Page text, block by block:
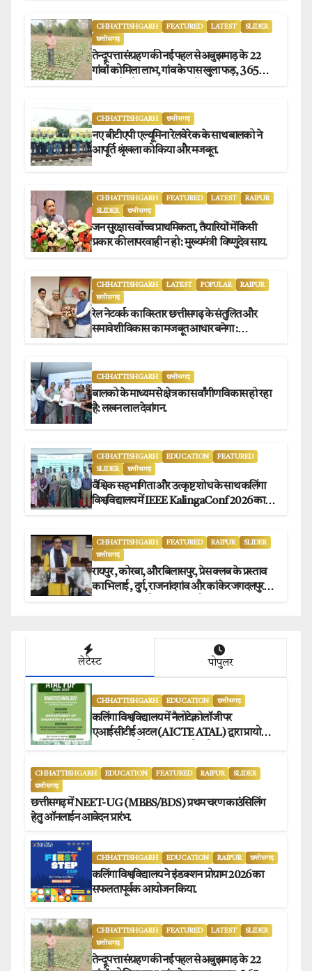
CHHATTISHGARH FEATURED LATEST
SLIDER
छत्तीसगढ़
तेन्दूपत्ता संग्रहण की नई पहल से अबुझमाड़ के 22
गांवों को मिला लाभ, गांव के पास खुला फड़, 365
CHHATTISHGARH छत्तीसगढ़
नए बीटीएपी एल्यूमिना रेलवे रेक के साथ बालको ने
आपूर्ति श्रृंखला को किया और मजबूत.
CHHATTISHGARH FEATURED LATEST
RAIPUR
SLIDER
छत्तीसगढ़
जन सुरक्षा सर्वोच्च प्राथमिकता, तैयारियों में किसी
प्रकार की लापरवाही न हो : मुख्यमंत्री विष्णुदेव साय.
CHHATTISHGARH LATEST POPULAR
RAIPUR
छत्तीसगढ़
रेल नेटवर्क का विस्तार छत्तीसगढ़ के संतुलित और
समावेशी विकास का मजबूत आधार बनेगा :
CHHATTISHGARH छत्तीसगढ़
बालको के माध्यम से क्षेत्र का सर्वांगीण विकास हो रहा
है: लखन लाल देवांगन.
CHHATTISHGARH EDUCATION
FEATURED
SLIDER
छत्तीसगढ़
वैश्विक सहभागिता और उत्कृष्ट शोध के साथ कलिंगा
विश्वविद्यालय में IEEE KalingaConf 2026 का
CHHATTISHGARH FEATURED RAIPUR
SLIDER
छत्तीसगढ़
रायपुर , कोरबा, और बिलासपुर, प्रेस क्लब के प्रस्ताव
का भिलाई , दुर्ग, राजनांदगांव और कांकेर जगदलपुर
लेटेस्ट पोपुलर
CHHATTISHGARH EDUCATION छत्तीसगढ़
कलिंगा विश्वविद्यालय में नैलोटेक्नोलॉजी पर
एआईसीटीई अटल (AICTE ATAL) द्वारा प्रायोजित
CHHATTISHGARH EDUCATION FEATURED RAIPUR
SLIDER
छत्तीसगढ़
छत्तीसगढ़ में NEET-UG (MBBS/BDS) प्रथम चरण काउंसिलिंग
हेतु ऑनलाईन आवेदन प्रारंभ.
CHHATTISHGARH EDUCATION RAIPUR छत्तीसगढ़
कलिंगा विश्वविद्यालय ने इंडक्शन प्रोग्राम 2026 का
सफलतापूर्वक आयोजन किया.
CHHATTISHGARH FEATURED LATEST
SLIDER
छत्तीसगढ़
तेन्दूपत्ता संग्रहण की नई पहल से अबुझमाड़ के 22